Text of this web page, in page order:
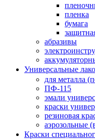
пленка
бумага
абразивы
Универсальные
для металла
ПФ-115
эмали
краски
резиновая
аэрозольные
Краски